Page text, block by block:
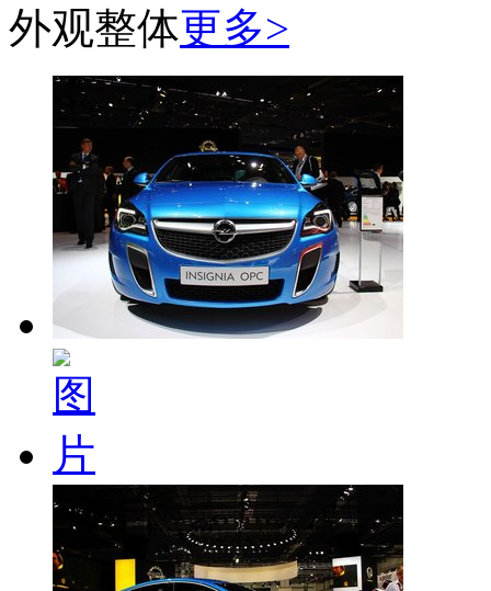
外观整体更多>